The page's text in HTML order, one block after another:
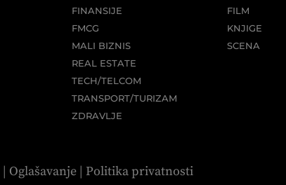
FINANSIJE
FMCG
MALI BIZNIS
REAL ESTATE
TECH/TELCOM
TRANSPORT/TURIZAM
ZDRAVLJE
FILM
KNJIGE
SCENA
| Oglašavanje | Politika privatnosti